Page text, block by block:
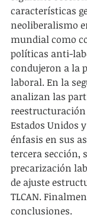
características
neoliberalismo
mundial como
políticas anti-
condujeron a la
laboral. En la
analizan las
Estados Unidos
énfasis en sus
tercera sección,
precarización
de ajuste
TLCAN.
conclusiones.